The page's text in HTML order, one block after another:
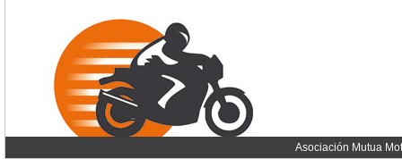
Asociación Mutua